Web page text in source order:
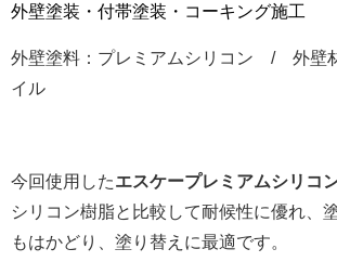
外壁塗装・付帯塗装・コーキング施工
外壁塗料：プレミアムシリコン / 外壁
イル
今回使用したエスケープレミアムシリコ
シリコン樹脂と比較して耐候性に優れ、
もはかどり、塗り替えに最適です。